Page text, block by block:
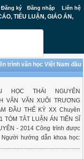
Đăng ký Đăng nhập Liên hệ
TIỂU LUẬN, GIÁO ÁN,
trình văn học Việt Nam đầu
THÁI NGUYÊN
VÂN VĂN XUÔI TRƯƠNG
ĐẦU THẾ KỶ XX Chuyên
TẮT LUẬN ÁN TIẾN SĨ
- 2014 Công trình được
hướng dẫn khoa học: